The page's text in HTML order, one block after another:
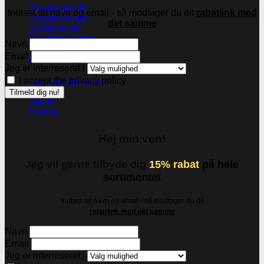
Røgelsespinde
Røgelseskegler
Salviebundter
Røgelsesholdere
Rengøring
Lugt- og duftfjernere
Glasrens
Børster
Tilbehør
Indtast dit navn og email - så modtager du dit rabatlink med
det samme
Navn
Email
Jeg er interreseret i
I accept the privacy policy
15% rabat på hele
sortimentet
Indtast dit navn og email - så modtager du dit
rabatlink med det samme
Navn
Email
Jeg er interreseret i